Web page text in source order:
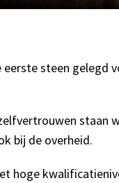
eerste steen gelegd
staan
bij de overheid.
hoge